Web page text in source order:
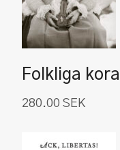
Folkliga
280.00 SEK